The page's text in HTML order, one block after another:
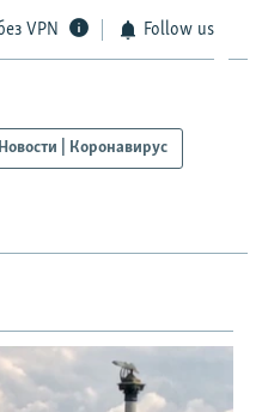
VPN Follow us
Новости | Коронавирус